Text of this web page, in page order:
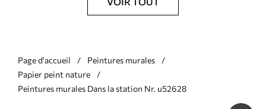
Page d'accueil
Peintures murales
Papier peint nature
Peintures murales Dans la station Nr. u52628